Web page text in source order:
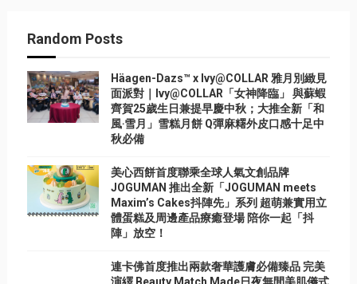
Random Posts
Häagen-Dazs™ x Ivy@COLLAR 雅月別緻見
面派對｜Ivy@COLLAR「女神降臨」 與蘇蝦
齊賀25歲生日兼提早慶中秋；大推全新「和
風‧雪月」雪糕月餅 Q彈麻糬外皮口感十足中
秋必備
美心西餅首度聯乘全球人氣文創品牌
JOGUMAN 推出全新「JOGUMAN meets
Maxim’s Cakes抖陣先」系列 超萌兼實用立
體蛋糕及周邊產品療癒登場 陪你一起「抖
陣」放空！
連卡佛首度推出兩款奢華護膚必備臻品 完美
演繹 Beauty Match Made日夜無間美肌儀式